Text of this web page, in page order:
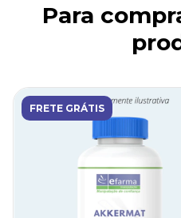
Para
FRETE GRÁTIS